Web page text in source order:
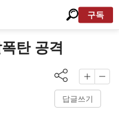
구독
탄 공격
답글쓰기